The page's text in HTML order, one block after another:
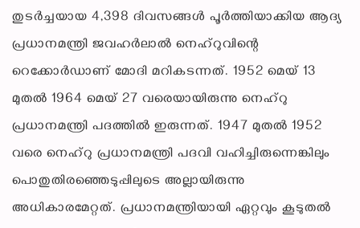
തുടര്‍ച്ചയായ 4,398 ദിവസങ്ങള്‍ പൂര്‍ത്തിയാക്കിയ ആദ്യ
പ്രധാനമന്ത്രി ജവഹര്‍ലാല്‍ നെഹ്‌റുവിന്റെ
റെക്കോര്‍ഡാണ് മോദി മറികടന്നത്. 1952 മെയ് 13
മുതല്‍ 1964 മെയ് 27 വരെയായിരുന്നു നെഹ്റു
പ്രധാനമന്ത്രി പദത്തില്‍ ഇരുന്നത്. 1947 മുതല്‍ 1952
വരെ നെഹ്‌റു പ്രധാനമന്ത്രി പദവി വഹിച്ചിരുന്നെങ്കിലും
പൊതുതിരഞ്ഞെടുപ്പിലുടെ അല്ലായിരുന്നു
അധികാരമേറ്റത്. പ്രധാനമന്ത്രിയായി ഏറ്റവും കൂടുതല്‍